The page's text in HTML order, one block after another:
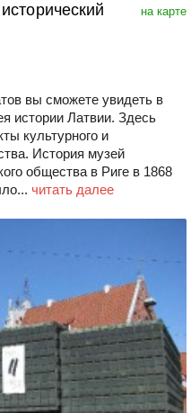
на карте
вы сможете увидеть в
истории Латвии. Здесь
культурного и
История музей
общества в Риге в 1868
читать далее